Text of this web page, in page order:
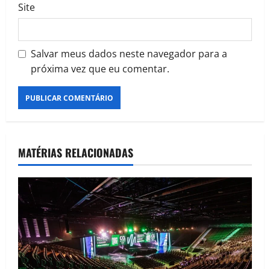
Site
Salvar meus dados neste navegador para a
próxima vez que eu comentar.
MATÉRIAS RELACIONADAS